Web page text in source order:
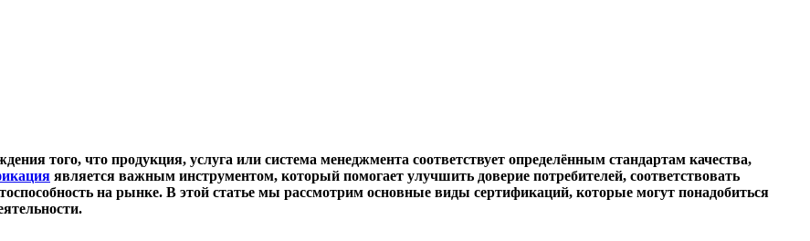
того, что продукция, услуга или система менеджмента соответствует определённым стандартам качества,
является важным инструментом, который помогает улучшить доверие потребителей, соответствовать
на рынке. В этой статье мы рассмотрим основные виды сертификаций, которые могут понадобиться